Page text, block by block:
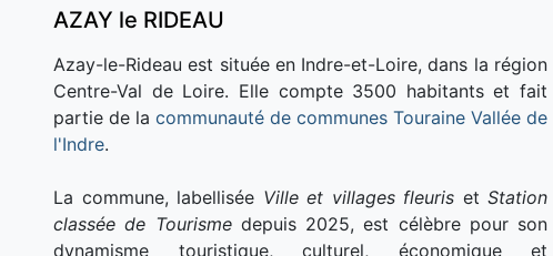
AZAY le RIDEAU
Azay-le-Rideau est située en Indre-et-Loire, dans la région
Centre-Val de Loire. Elle compte 3500 habitants et fait
partie de la communauté de communes Touraine Vallée de
l'Indre.
La commune, labellisée Ville et villages fleuris et Station
classée de Tourismedepuis 2025, est célèbre pour son
dynamisme touristique, culturel, économique et